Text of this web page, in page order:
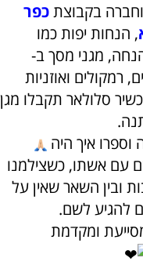
בקבוצתכפר
, הנחות יפות כמו
למגוון המכשירים ב 50% הנחה, מגני מסך ב-
רמקולים ואוזניות
מכשיר סלולאר תקבלו מגן
איך היה
עם אשתו, כשצילמנו
ובין השאר שאין על
להגיע לשם.
ומקדמת